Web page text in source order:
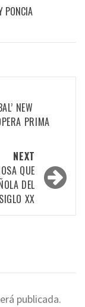
PONCIA
NEW
PRIMA
NEXT
QUE
DEL
SIGLO XX
publicada.